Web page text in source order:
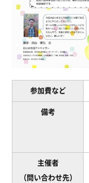
参加費など
備考
主催者
（問い合わせ先）